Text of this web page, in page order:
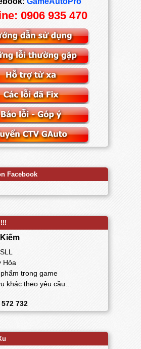
0906 935 470
Facebook
Hỏa
trong game
khác theo yêu cầu...
732